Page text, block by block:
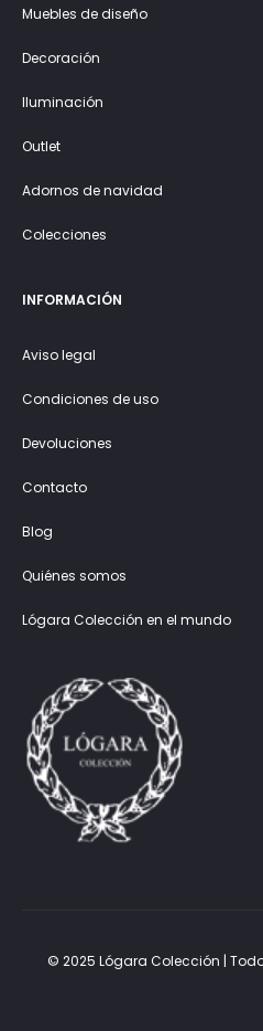
Muebles de diseño
Decoración
Iluminación
Outlet
Adornos de navidad
Colecciones
INFORMACIÓN
Aviso legal
Condiciones de uso
Devoluciones
Contacto
Blog
Quiénes somos
Lógara Colección en el mundo
© 2025 Lógara Colección |